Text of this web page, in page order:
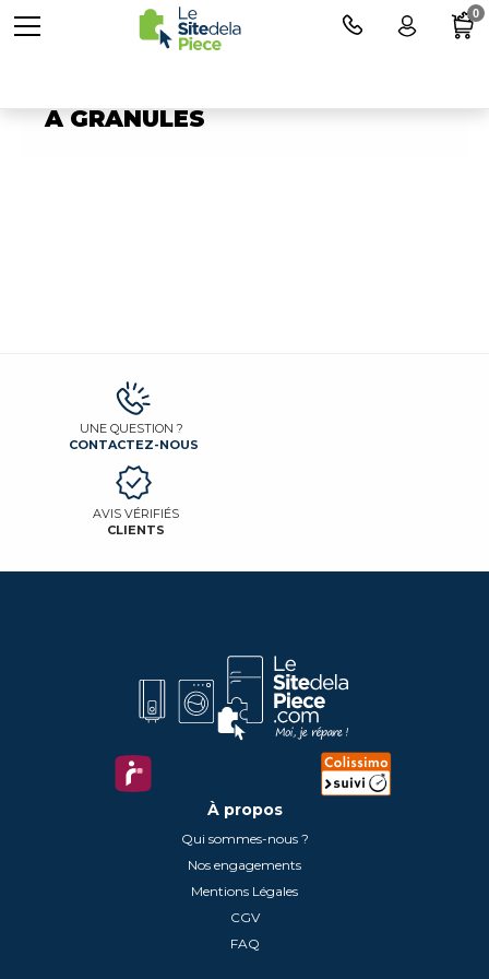
A GRANULES
UNE QUESTION ?
CONTACTEZ-NOUS
AVIS VÉRIFIÉS
CLIENTS
À propos
Qui sommes-nous ?
Nos engagements
Mentions Légales
CGV
FAQ
0